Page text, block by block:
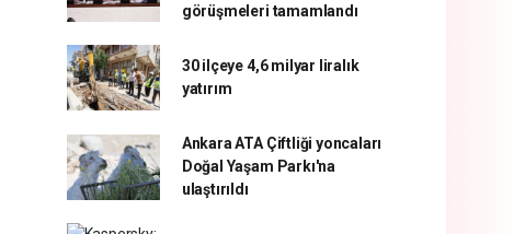
görüşmeleri tamamlandı
30 ilçeye 4,6 milyar liralık
yatırım
Ankara ATA Çiftliği yoncaları
Doğal Yaşam Parkı'na
ulaştırıldı